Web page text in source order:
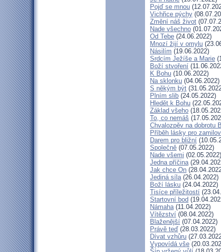
Pojď se mnou
Vichřice pýchy
Změní náš život
Nade všechno
Od Tebe (24.06.2022)
Mnozí žijí v omylu
Násilím (19.06.2022)
Srdcím Ježíše a Marie
Boží stvoření
K Bohu (10.06.2022)
Na sklonku (04.06.2022)
S někým být
Plním slib (24.05.2022)
Hledět k Bohu
Základ všeho
To, co nemáš
Chvalozpěv na dobrotu
Příběh lásky pro
Darem pro bližní
Společně (07.05.2022)
Nade všemi (02.05.2022)
Jedna příčina
Jak chce On
Jediná síla(26.04.2022)
Boží lásku (24.04.2022)
Tisíce příležitostí
Startovní bod
Námaha(11.04.2022)
Vítězství (08.04.2022)
Blaženější (07.04.2022)
Právě teď (28.03.2022)
Dívat vzhůru
Vypovídá vše